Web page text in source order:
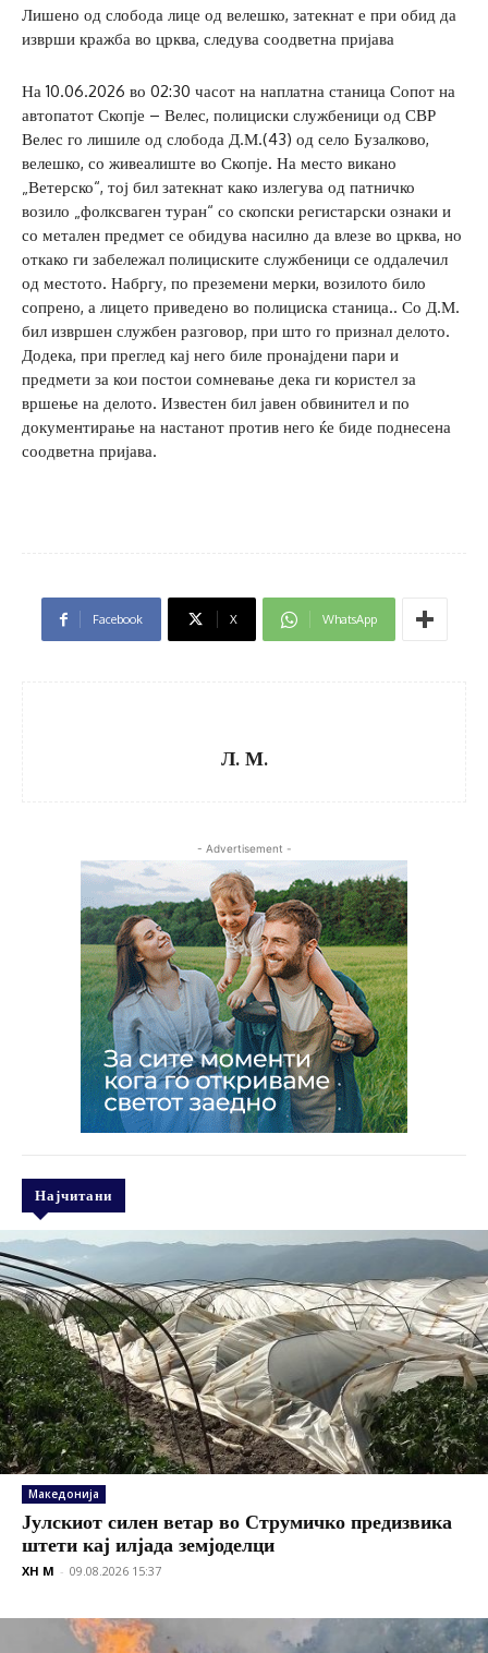
Лишено од слобода лице од велешко, затекнат е при обид да
изврши кражба во црква, следува соодветна пријава
На 10.06.2026 во 02:30 часот на наплатна станица Сопот на
автопатот Скопје – Велес, полициски службеници од СВР
Велес го лишиле од слобода Д.М.(43) од село Бузалково,
велешко, со живеалиште во Скопје. На место викано
„Ветерско“, тој бил затекнат како излегува од патничко
возило „фолксваген туран“ со скопски регистарски ознаки и
со метален предмет се обидува насилно да влезе во црква, но
откако ги забележал полициските службеници се оддалечил
од местото. Набргу, по преземени мерки, возилото било
сопрено, а лицето приведено во полициска станица.. Со Д.М.
бил извршен службен разговор, при што го признал делото.
Додека, при преглед кај него биле пронајдени пари и
предмети за кои постои сомневање дека ги користел за
вршење на делото. Известен бил јавен обвинител и по
документирање на настанот против него ќе биде поднесена
соодветна пријава.
Facebook X WhatsApp
Л. М.
- Advertisement -
Најчитани
Македонија
Јулскиот силен ветар во Струмичко предизвика
штети кај илјада земјоделци
XH M - 09.08.2026 15:37